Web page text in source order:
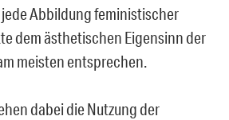
Abbildung feministischer
dem ästhetischen Eigensinn der
meisten entsprechen.
dabei die Nutzung der